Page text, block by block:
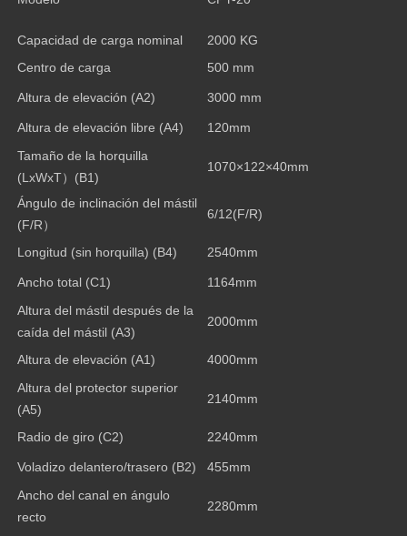
Capacidad de carga nominal
2000 KG
Centro de carga
500 mm
Altura de elevación (A2) 3000 mm
Altura de elevación libre (A4)
120mm
Tamaño de la horquilla
(LxWxT） (B1)
1070×122×40mm
Ángulo de inclinación del mástil
(F/R）
6/12(F/R)
Longitud (sin horquilla) (B4) 2540mm
Ancho total (C1)
1164mm
Altura del mástil después de la
caída del mástil (A3)
2000mm
Altura de elevación (A1)
4000mm
Altura del protector superior
(A5)
2140mm
Radio de giro (C2) 2240mm
Voladizo delantero/trasero (B2)
455mm
Ancho del canal en ángulo
recto
2280mm